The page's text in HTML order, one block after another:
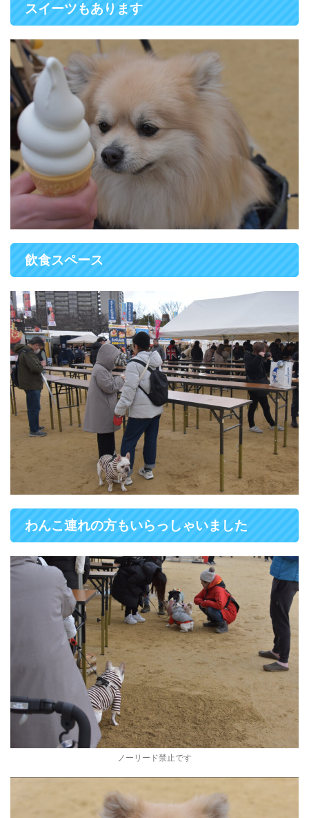
スイーツもあります
飲食スペース
わんこ連れの方もいらっしゃいました
ノーリード禁止です